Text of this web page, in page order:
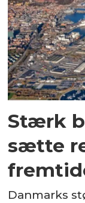
Stærk
sætte
Danmarks